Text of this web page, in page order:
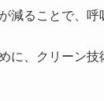
減ることで、
に、クリーン